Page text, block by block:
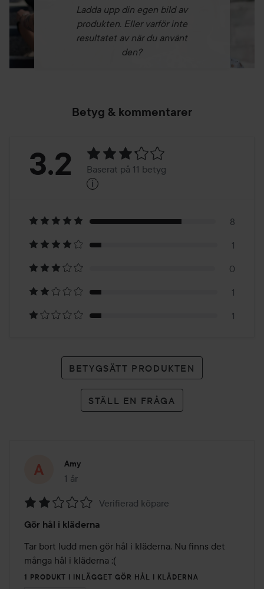
Ladda upp din egen bild av
produkten. Eller varför inte
resultatet av när du använt
den?
Betyg & kommentarer
Betyg:
Baserat
på
11
betyg
3.2 Baserat på 11 betyg
i
8
1
0
1
1
BETYGSÄTT PRODUKTEN
STÄLL EN FRÅGA
Amy
1 år
Inlägget skapades 1 år
2
av
5
Verifierad köpare
Gör hål i kläderna
Tar bort ludd men gör hål i kläderna. Nu finns det
många hål i kläderna :(
1 PRODUKT I INLÄGGET GÖR HÅL I KLÄDERNA